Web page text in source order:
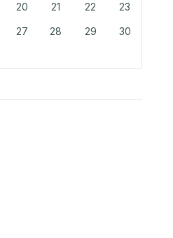
20 21 22 23
27 28 29 30